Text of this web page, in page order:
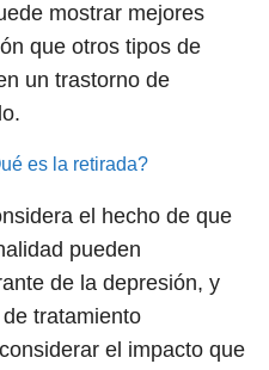
mostrar mejores
que otros tipos de
un trastorno de
es la retirada?
el hecho de que
pueden
de la depresión, y
tratamiento
el impacto que